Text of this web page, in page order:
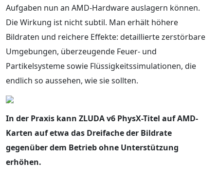
Aufgaben nun an AMD-Hardware auslagern können.
Die Wirkung ist nicht subtil. Man erhält höhere
Bildraten und reichere Effekte: detaillierte zerstörbare
Umgebungen, überzeugende Feuer- und
Partikelsysteme sowie Flüssigkeitssimulationen, die
endlich so aussehen, wie sie sollten.
In der Praxis kann ZLUDA v6 PhysX-Titel auf AMD-
Karten auf etwa das Dreifache der Bildrate
gegenüber dem Betrieb ohne Unterstützung
erhöhen.